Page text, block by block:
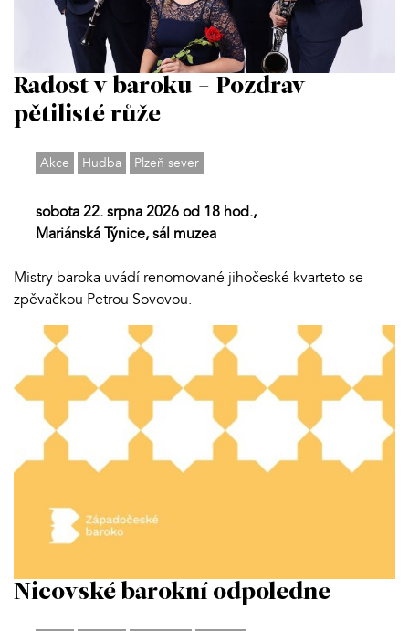
Radost v baroku - Pozdrav
pětilisté růže
Akce Hudba Plzeň sever
sobota 22. srpna 2026 od 18 hod.,
Mariánská Týnice, sál muzea
Mistry baroka uvádí renomované jihočeské kvarteto se
zpěvačkou Petrou Sovovou.
Nicovské barokní odpoledne